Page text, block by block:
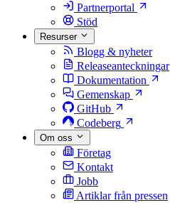
Partnerportal
Stöd
Resurser
Blogg & nyheter
Releaseanteckningar
Dokumentation
Gemenskap
GitHub
Codeberg
Om oss
Företag
Kontakt
Jobb
Artiklar från pressen